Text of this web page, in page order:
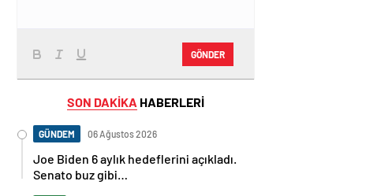
GÖNDER
SON DAKİKA HABERLERİ
GÜNDEM 06 Ağustos 2026
Joe Biden 6 aylık hedeflerini açıkladı.
Senato buz gibi…